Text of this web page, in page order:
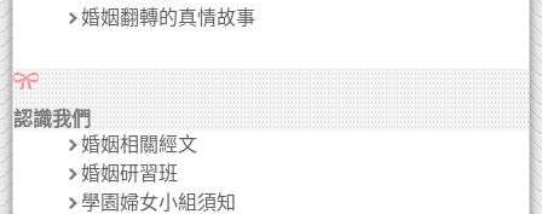
婚姻翻轉的真情故事
認識我們
婚姻相關經文
婚姻研習班
學園婦女小組須知